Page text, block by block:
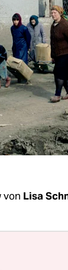
von Lisa